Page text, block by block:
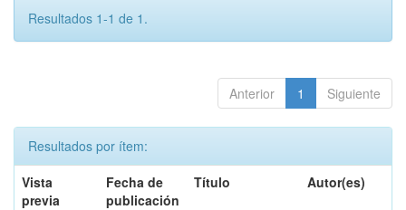
Resultados 1-1 de 1.
Anterior 1 Siguiente
Resultados por ítem:
Vista
previa
Fecha de
publicación
Título Autor(es)